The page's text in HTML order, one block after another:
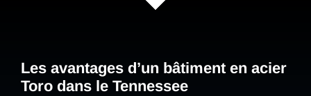
Les avantages d’un bâtiment en acier
Toro dans le Tennessee